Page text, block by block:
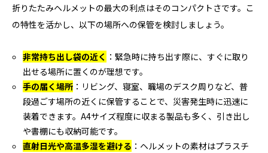
折りたたみヘルメットの最大の利点はそのコンパクトさです。こ
の特性を活かし、以下の場所への保管を検討しましょう。
非常持ち出し袋の近く ：緊急時に持ち出す際に、すぐに取り
出せる場所に置くのが理想です。
手の届く場所 ：リビング、寝室、職場のデスク周りなど、普
段過ごす場所の近くに保管することで、災害発生時に迅速に
装着できます。A4サイズ程度に収まる製品も多く、引き出し
や書棚にも収納可能です。
直射日光や高温多湿を避ける ：ヘルメットの素材はプラスチ